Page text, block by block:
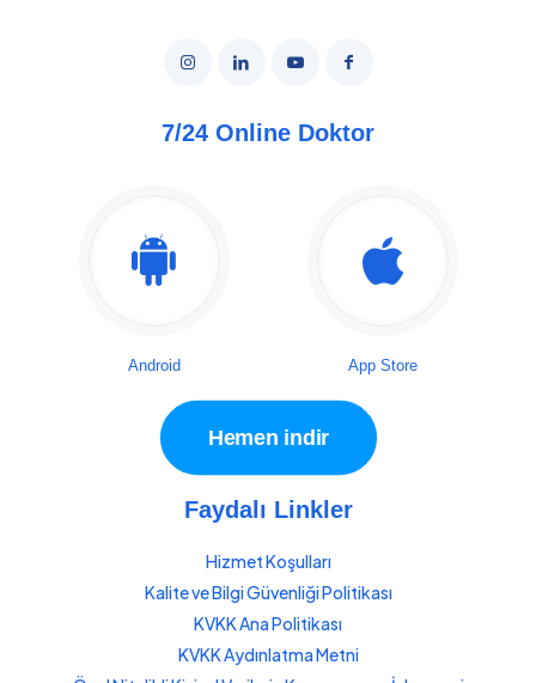
7/24 Online Doktor
Android App Store
Hemen indir
Faydalı Linkler
Hizmet Koşulları
Kalite ve Bilgi Güvenliği Politikası
KVKK Ana Politikası
KVKK Aydınlatma Metni